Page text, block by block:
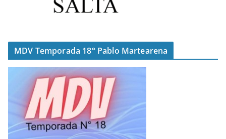
MDV Temporada 18° Pablo Martearena